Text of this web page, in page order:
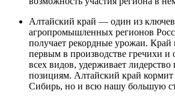
Алтайский край — один из
агропромышленных регионов
получает рекордные урожаи. Край
первым в производстве гречихи
всех видов, удерживает
позициям. Алтайский край кормит
Сибирь, но и всю нашу большую